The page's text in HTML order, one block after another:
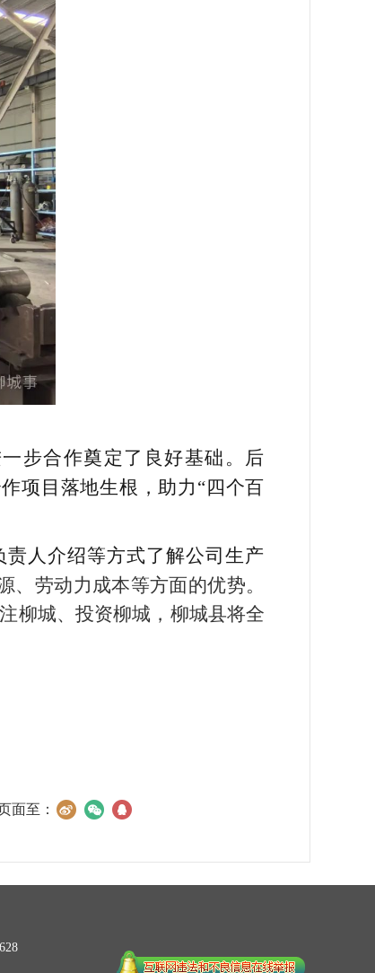
步合作奠定了良好基础。后
项目落地生根，助力“四个百
人介绍等方式了解公司生产
劳动力成本等方面的优势。
柳城、投资柳城，柳城县将全
面至：